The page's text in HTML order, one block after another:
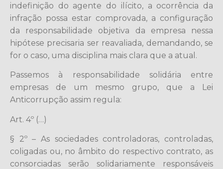
indefinição do agente do ilícito, a ocorrência da
infração possa estar comprovada, a configuração
da responsabilidade objetiva da empresa nessa
hipótese precisaria ser reavaliada, demandando, se
for o caso, uma disciplina mais clara que a atual.
Passemos à responsabilidade solidária entre
empresas de um mesmo grupo, que a Lei
Anticorrupção assim regula:
Art. 4º (…)
§ 2º – As sociedades controladoras, controladas,
coligadas ou, no âmbito do respectivo contrato, as
consorciadas serão solidariamente responsáveis